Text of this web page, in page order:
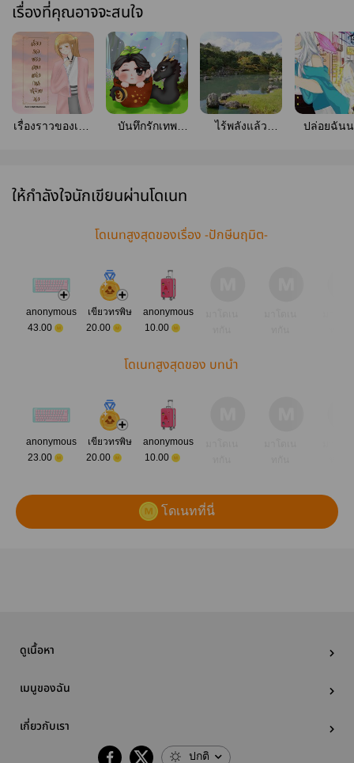
เรื่องที่คุณอาจจะสนใจ
เรื่องราวของเทพ
บันทึกรักเทพ
แสงอยู่ (-_-)
ไร้พลังแล้ว
ปล่อยฉัน
ให้กำลังใจนักเขียนผ่านโดเนท
โดเนทสูงสุดของเรื่อง -ปักษีนฤมิต-
anonymous
43.00
เขียวทรพิษ
20.00
anonymous
10.00
โดเนทสูงสุดของ บทนำ
anonymous
23.00
เขียวทรพิษ
20.00
anonymous
10.00
โดเนทที่นี่
ดูเนื้อหา
เมนูของฉัน
เกี่ยวกับเรา
ปกติ